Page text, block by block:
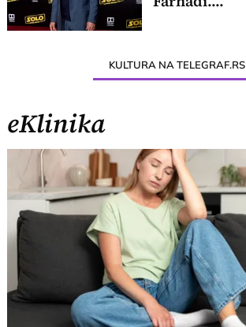
KULTURA NA TELEGRAF.RS
eKlinika